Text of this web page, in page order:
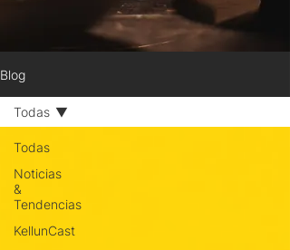
Blog
Todas
Noticias
&
Tendencias
KellunCast
Todas